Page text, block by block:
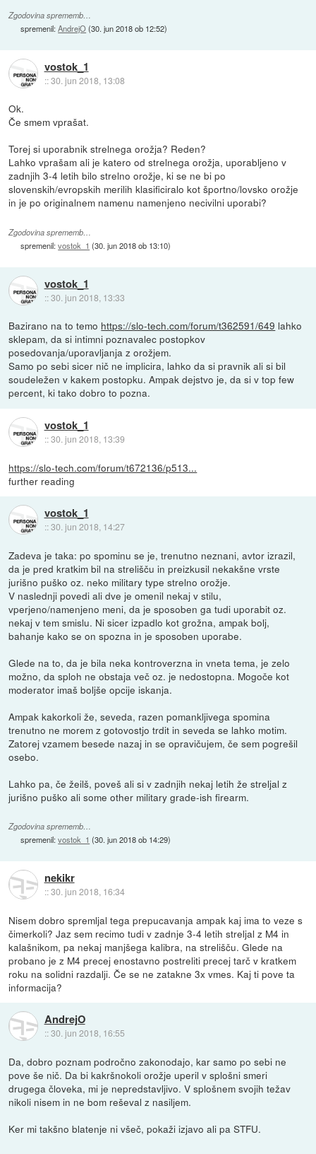
Zgodovina sprememb…
spremenil:AndrejO(30. jun 2018 ob 12:52)
vostok_1
::30. jun 2018, 13:08
Ok.
Če smem vprašat.
Torej si uporabnik strelnega orožja? Reden?
Lahko vprašam ali je katero od strelnega orožja, uporabljeno v
zadnjih 3-4 letih bilo strelno orožje, ki se ne bi po
slovenskih/evropskih merilih klasificiralo kot športno/lovsko orožje
in je po originalnem namenu namenjeno necivilni uporabi?
Zgodovina sprememb…
spremenil:vostok_1 (30. jun 2018 ob 13:10)
vostok_1
::30. jun 2018, 13:33
Bazirano na to temo https://slo-tech.com/forum/t362591/649 lahko
sklepam, da si intimni poznavalec postopkov
posedovanja/uporavljanja z orožjem.
Samo po sebi sicer nič ne implicira, lahko da si pravnik ali si bil
soudeležen v kakem postopku. Ampak dejstvo je, da si v top few
percent, ki tako dobro to pozna.
vostok_1
::30. jun 2018, 13:39
https://slo-tech.com/forum/t672136/p513...
further reading
vostok_1
::30. jun 2018, 14:27
Zadeva je taka: po spominu se je, trenutno neznani, avtor izrazil,
da je pred kratkim bil na strelišču in preizkusil nekakšne vrste
jurišno puško oz. neko military type strelno orožje.
V naslednji povedi ali dve je omenil nekaj v stilu,
vperjeno/namenjeno meni, da je sposoben ga tudi uporabit oz.
nekaj v tem smislu. Ni sicer izpadlo kot grožna, ampak bolj,
bahanje kako se on spozna in je sposoben uporabe.
Glede na to, da je bila neka kontroverzna in vneta tema, je zelo
možno, da sploh ne obstaja več oz. je nedostopna. Mogoče kot
moderator imaš boljše opcije iskanja.
Ampak kakorkoli že, seveda, razen pomankljivega spomina
trenutno ne morem z gotovostjo trdit in seveda se lahko motim.
Zatorej vzamem besede nazaj in se opravičujem, če sem pogrešil
osebo.
Lahko pa, če žeilš, poveš ali si v zadnjih nekaj letih že streljal z
jurišno puško ali some other military grade-ish firearm.
Zgodovina sprememb…
spremenil:vostok_1 (30. jun 2018 ob 14:29)
nekikr
::30. jun 2018, 16:34
Nisem dobro spremljal tega prepucavanja ampak kaj ima to veze s
čimerkoli? Jaz sem recimo tudi v zadnje 3-4 letih streljal z M4 in
kalašnikom, pa nekaj manjšega kalibra, na strelišču. Glede na
probano je z M4 precej enostavno postreliti precej tarč v kratkem
roku na solidni razdalji. Če se ne zatakne 3x vmes. Kaj ti pove ta
informacija?
AndrejO
::30. jun 2018, 16:55
Da, dobro poznam področno zakonodajo, kar samo po sebi ne
pove še nič. Da bi kakršnokoli orožje uperil v splošni smeri
drugega človeka, mi je nepredstavljivo. V splošnem svojih težav
nikoli nisem in ne bom reševal z nasiljem.
Ker mi takšno blatenje ni všeč, pokaži izjavo ali pa STFU.